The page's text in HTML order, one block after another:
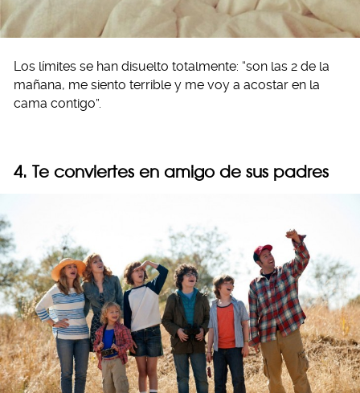
Los límites se han disuelto totalmente: “son las 2 de la
mañana, me siento terrible y me voy a acostar en la
cama contigo”.
4. Te conviertes en amigo de sus padres